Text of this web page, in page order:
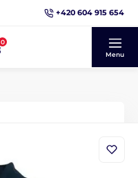
+420 604 915 654
0
Menu